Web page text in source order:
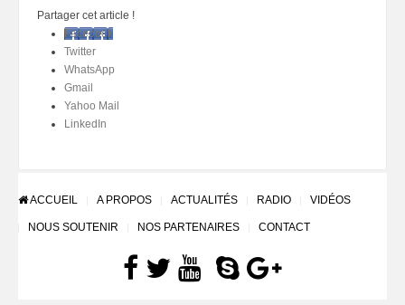
Partager cet article !
Facebook
Twitter
WhatsApp
Gmail
Yahoo Mail
LinkedIn
ACCUEIL A PROPOS ACTUALITÉS RADIO VIDÉOS
NOUS SOUTENIR NOS PARTENAIRES CONTACT